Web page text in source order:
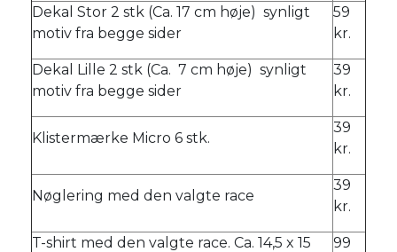
Dekal Stor 2 stk (Ca. 17 cm høje) synligt
motiv fra begge sider
59
kr.
Dekal Lille 2 stk (Ca. 7 cm høje) synligt
motiv fra begge sider
39
kr.
Klistermærke Micro 6 stk.
39
kr.
Nøglering med den valgte race
39
kr.
T-shirt med den valgte race. Ca. 14,5 x 15
99